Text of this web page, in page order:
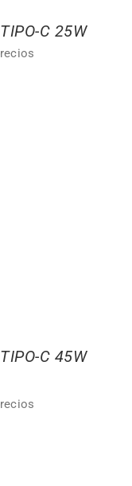
C 25W
C 45W